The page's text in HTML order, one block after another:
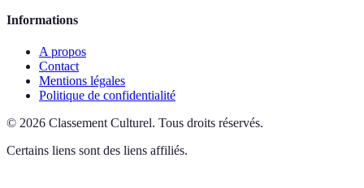
Informations
A propos
Contact
Mentions légales
Politique de confidentialité
© 2026 Classement Culturel. Tous droits réservés.
Certains liens sont des liens affiliés.